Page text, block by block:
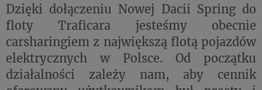
Dzięki dołączeniu Nowej Dacii Spring do
floty Traficara jesteśmy obecnie
carsharingiem z największą flotą pojazdów
elektrycznych w Polsce. Od początku
działalności zależy nam, aby cennik